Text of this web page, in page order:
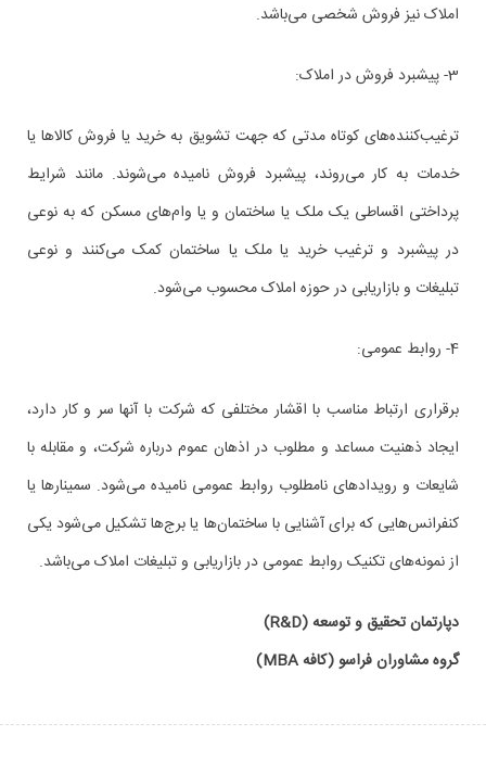
املاک نیز فروش شخصی می‌باشد.
3- پیشبرد فروش در املاک:
ترغیب‌کننده‌های کوتاه مدتی که جهت تشویق به خرید یا فروش کالاها یا
خدمات به کار می‌روند، پیشبرد فروش نامیده می‌شوند. مانند شرایط
پرداختی اقساطی یک ملک یا ساختمان و یا وام‌های مسکن که به نوعی
در پیشبرد و ترغیب خرید یا ملک یا ساختمان کمک می‌کنند و نوعی
تبلیغات و بازاریابی در حوزه املاک محسوب می‌شود.
4- روابط عمومی:
برقراری ارتباط مناسب با اقشار مختلفی که شرکت با آنها سر و کار دارد،
ایجاد ذهنیت مساعد و مطلوب در اذهان عموم درباره شرکت، و مقابله با
شایعات و رویدادهای نامطلوب روابط عمومی نامیده می‌شود. سمینارها یا
کنفرانس‌هایی که برای آشنایی با ساختمان‌ها یا برج‌ها تشکیل می‌شود یکی
از نمونه‌های تکنیک روابط عمومی در بازاریابی و تبلیغات املاک می‌باشد.
دپارتمان تحقیق و توسعه (R&D)
گروه مشاوران فراسو (کافه MBA)